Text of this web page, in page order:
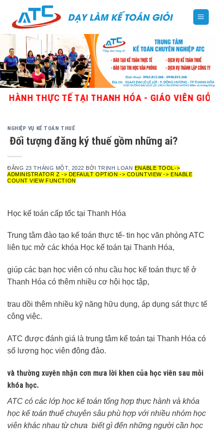
content
TẾ TẠI THANH HÓA - GIÁO VIÊN GIỎI,
NGHIỆP VỤ KẾ TOÁN THUẾ
Đối tượng đăng ký thuế gồm những ai?
ĐĂNG 23 THÁNG MỘT, 2022 BỞI TRỊNH LOAN ENABLE TOOL->
ADMINISTRATOR Z -> DEFAULT OPTION -> COUNTVIEW -> ENABLE
COUNT VIEW FUNCTION
Học kế toán cấp tốc tại Thanh Hóa
Trung tâm đào tạo kế toán thực tế- tin học văn phòng ATC
liên tục mở các khóa Học kế toán tại Thanh Hóa,
giúp các bạn học viên có nhu cầu học kế toán thực tế ở
Thanh Hóa có thêm nhiều cơ hội học tập,
trau dồi thêm nhiều kỹ năng hữu dụng, áp dụng sát thực tế
công việc.
ATC được đánh giá là trung tâm kế toán tại Thanh Hóa có
số lượng học viên đông đảo.
và thường xuyên nhận cơn mưa lời khen của học viên sau mỗi
khóa học.
ATC có các lớp học kế toán tổng hợp thực hành và khóa
học kế toán thuế chuyên sâu phù hợp với nhiều nhóm học
viên khác nhau từ chưa biết gì đến những người cần học